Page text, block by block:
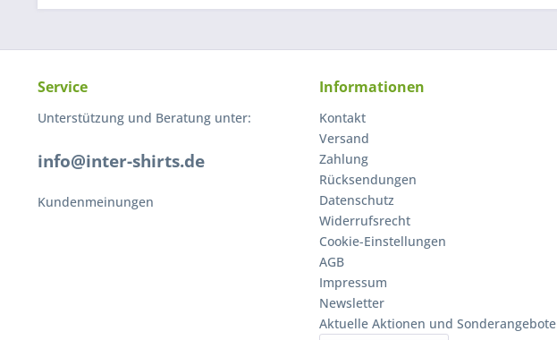
Service
Unterstützung und Beratung unter:
info@inter-shirts.de
Kundenmeinungen
Informationen
Kontakt
Versand
Zahlung
Rücksendungen
Datenschutz
Widerrufsrecht
Cookie-Einstellungen
AGB
Impressum
Newsletter
Aktuelle Aktionen und Sonderangebote